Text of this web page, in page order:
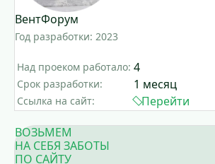
ВентФорум
Год разработки: 2023
Над проеком работало: 4
Срок разработки: 1 месяц
Ссылка на сайт:
Перейти
ВОЗЬМЕМ
НА СЕБЯ ЗАБОТЫ
ПО САЙТУ